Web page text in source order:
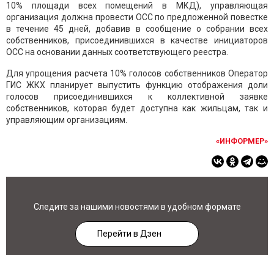
10% площади всех помещений в МКД), управляющая
организация должна провести ОСС по предложенной повестке
в течение 45 дней, добавив в сообщение о собрании всех
собственников, присоединившихся в качестве инициаторов
ОСС на основании данных соответствующего реестра.
Для упрощения расчета 10% голосов собственников Оператор
ГИС ЖКХ планирует выпустить функцию отображения доли
голосов присоединившихся к коллективной заявке
собственников, которая будет доступна как жильцам, так и
управляющим организациям.
«ИНФОРМЕР»
Следите за нашими новостями в удобном формате
Перейти в Дзен